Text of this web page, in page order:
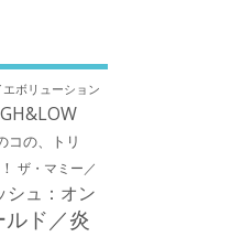
ボリューション
コの、トリ
ザ・マミー／
シュ：オン
ド／炎